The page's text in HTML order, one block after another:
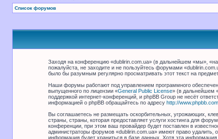
Список форумов
Заходя на конференцию «dublirin.com.ua» (в дальнейшем «мы»,
пожалуйста, не заходите и не пользуйтесь форумами
было бы разумным регулярно просматривать этот текст на
Наши форумы работают под управлением программного
выпущенного по лицензии «General Public License» (в дальнейшем
поддержкой интернет-конференций, и phpBB Group не несёт
информацией о phpBB обращайтесь по адресу http://
Вы соглашаетесь не размещать оскорбительных, угрожающих,
страны, страны, которая предоставляет услуги хостинга для
конференции, при этом ваш провайдер будет поставлен в
администраторы форумов «dublirin.com.ua» имеют право удалить,
информация будет храниться в базе данных. Хотя эта